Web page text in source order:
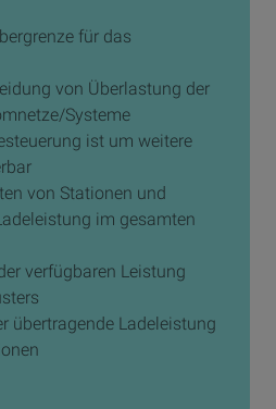
für das
von Überlastung der
Systeme
ist um weitere
von Stationen und
im gesamten
verfügbaren Leistung
übertragende Ladeleistung